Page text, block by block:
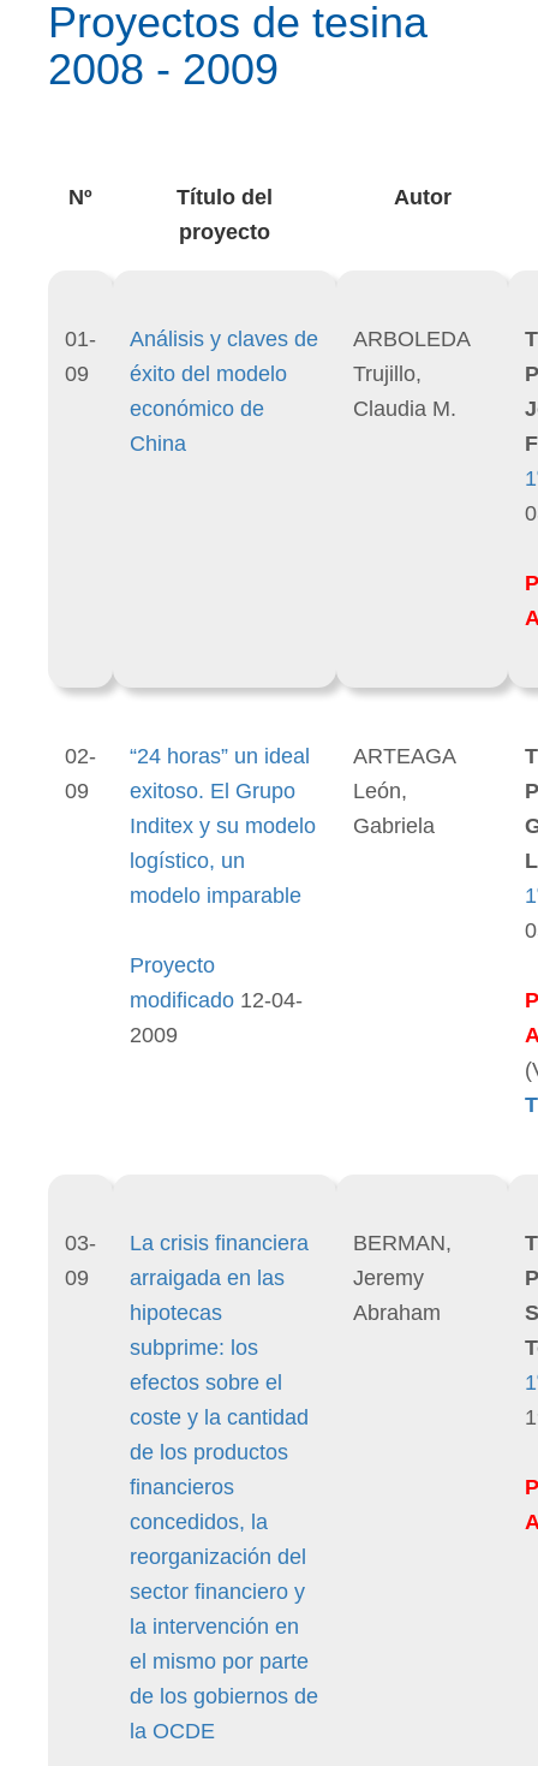
Proyectos de tesina
2008 - 2009
Nº
Título del
proyecto
Autor
01-
09
Análisis y claves de
éxito del modelo
económico de
China
ARBOLEDA
Trujillo,
Claudia M.
1
02-
09
“24 horas” un ideal
exitoso. El Grupo
Inditex y su modelo
logístico, un
modelo imparable
Proyecto
modificado 12-04-
2009
ARTEAGA
León,
Gabriela
1
03-
09
La crisis financiera
arraigada en las
hipotecas
subprime: los
efectos sobre el
coste y la cantidad
de los productos
financieros
concedidos, la
reorganización del
sector financiero y
la intervención en
el mismo por parte
de los gobiernos de
la OCDE
BERMAN,
Jeremy
Abraham
1